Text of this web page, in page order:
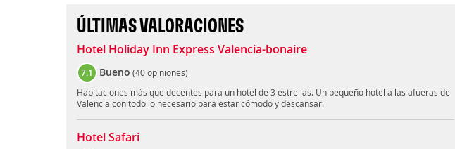
ÚLTIMAS VALORACIONES
Hotel Holiday Inn Express Valencia-bonaire
7.1 Bueno (40 opiniones)
Habitaciones más que decentes para un hotel de 3 estrellas. Un pequeño hotel a las afueras de
Valencia con todo lo necesario para estar cómodo y descansar.
Hotel Safari